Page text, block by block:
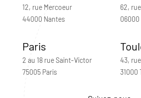
12, rue Mercoeur
44000 Nantes
62,
06000
Paris
2 au 18 rue Saint-Victor
75005 Paris
43,
31000